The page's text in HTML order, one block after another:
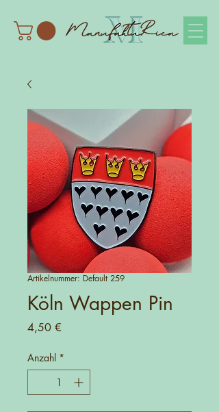
Artikelnummer: Default 259
Köln Wappen Pin
4,50 €
Anzahl *